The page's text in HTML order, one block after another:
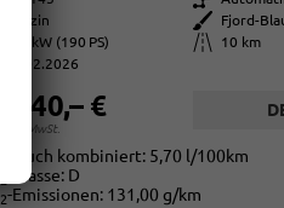
Benzin Außenfarbe
Fjord-
140 kW (190 PS) Kilometerstand
10 km
01.02.2026
€
19% MwSt.
kombiniert: 5,70 l/100km
-Klasse: D
2-Emissionen: 131,00 g/km